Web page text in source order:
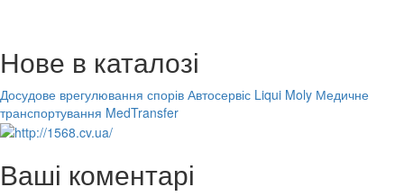
Нове в каталозі
Досудове врегулювання спорів Автосервіс Liqui Moly Медичне
транспортування MedTransfer
Ваші коментарі